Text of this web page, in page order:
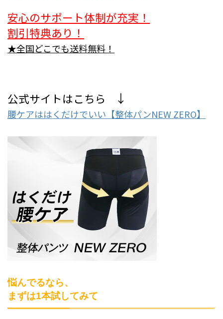
安心のサポート体制が充実！
割引特典あり！
★全国どこでも送料無料！
公式サイトはこちら ↓
腰ケアははくだけでいい【整体パンNEW ZERO】
悩んでるなら、
まずは1本試してみて